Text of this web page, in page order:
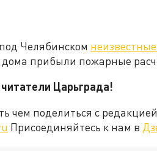
Челябинском
прибыли пожарные
Царьграда!
чем поделиться с
Присоединяйтесь к нам в